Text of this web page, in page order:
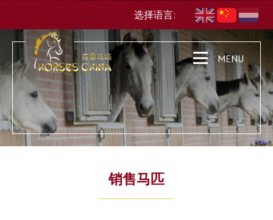
选择语言:
MENU
销售马匹